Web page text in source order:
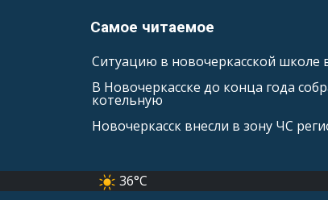
Самое читаемое
Ситуацию в новочеркасской школе
В Новочеркасске до конца года
котельную
Новочеркасск внесли в зону ЧС
36°C